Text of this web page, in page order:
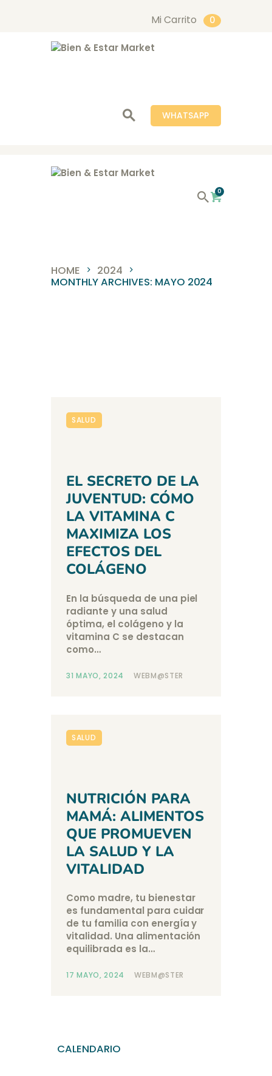
Mi Carrito 0
WHATSAPP
0
HOME
2024
MONTHLY ARCHIVES: MAYO 2024
Bien & Estar Market
BLOG
SALUD
EL SECRETO DE LA
JUVENTUD: CÓMO
LA VITAMINA C
MAXIMIZA LOS
EFECTOS DEL
COLÁGENO
En la búsqueda de una piel
radiante y una salud
óptima, el colágeno y la
vitamina C se destacan
como…
31 MAYO, 2024 WEBM@STER
SALUD
NUTRICIÓN PARA
MAMÁ: ALIMENTOS
QUE PROMUEVEN
LA SALUD Y LA
VITALIDAD
Como madre, tu bienestar
es fundamental para cuidar
de tu familia con energía y
vitalidad. Una alimentación
equilibrada es la…
17 MAYO, 2024 WEBM@STER
CALENDARIO